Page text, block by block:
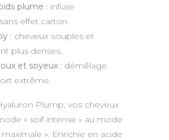
plume : infuse
effet carton.
: cheveux souples et
plus denses.
et soyeux : démêlage
extrême.
Plump, vos cheveux
« soif intense » au mode
». Enrichie en acide